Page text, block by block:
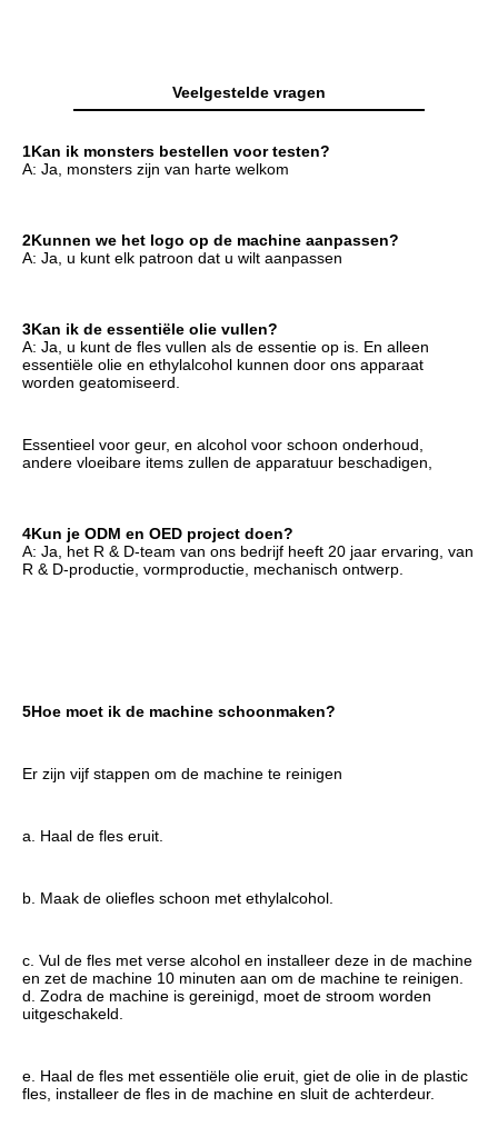
Veelgestelde vragen
1Kan ik monsters bestellen voor testen?
A: Ja, monsters zijn van harte welkom
2Kunnen we het logo op de machine aanpassen?
A: Ja, u kunt elk patroon dat u wilt aanpassen
3Kan ik de essentiële olie vullen?
A: Ja, u kunt de fles vullen als de essentie op is. En alleen
essentiële olie en ethylalcohol kunnen door ons apparaat
worden geatomiseerd.
Essentieel voor geur, en alcohol voor schoon onderhoud,
andere vloeibare items zullen de apparatuur beschadigen,
4Kun je ODM en OED project doen?
A: Ja, het R & D-team van ons bedrijf heeft 20 jaar ervaring, van
R & D-productie, vormproductie, mechanisch ontwerp.
5Hoe moet ik de machine schoonmaken?
Er zijn vijf stappen om de machine te reinigen
a. Haal de fles eruit.
b. Maak de oliefles schoon met ethylalcohol.
c. Vul de fles met verse alcohol en installeer deze in de machine
en zet de machine 10 minuten aan om de machine te reinigen.
d. Zodra de machine is gereinigd, moet de stroom worden
uitgeschakeld.
e. Haal de fles met essentiële olie eruit, giet de olie in de plastic
fles, installeer de fles in de machine en sluit de achterdeur.